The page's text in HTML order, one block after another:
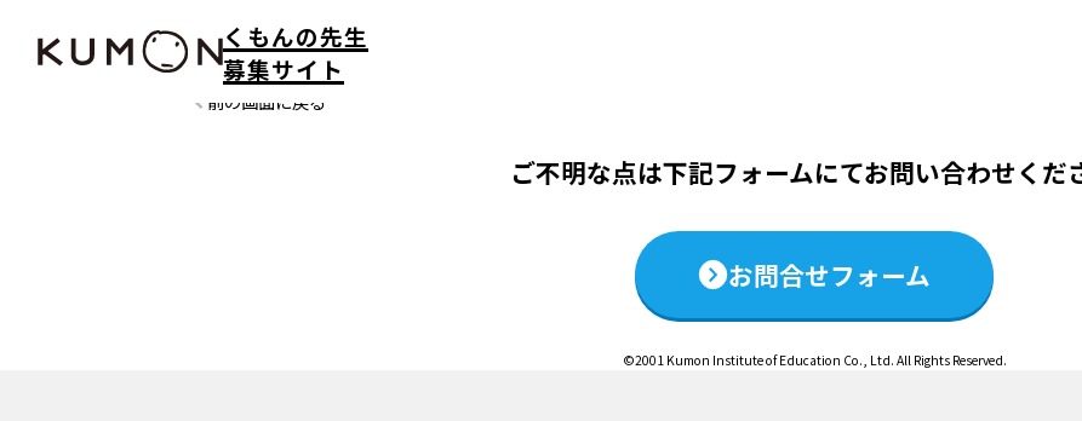
くもんの先生
募集サイト
前の画面に戻る
ご不明な点は下記フォームにてお問い合わせくだ
お問合せフォーム
©2001 Kumon Institute of Education Co., Ltd. All Rights Reserved.